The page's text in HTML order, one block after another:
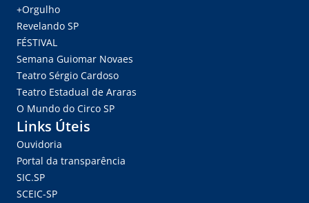
+Orgulho
Revelando SP
FÉSTIVAL
Semana Guiomar Novaes
Teatro Sérgio Cardoso
Teatro Estadual de Araras
O Mundo do Circo SP
Links Úteis
Ouvidoria
Portal da transparência
SIC.SP
SCEIC-SP